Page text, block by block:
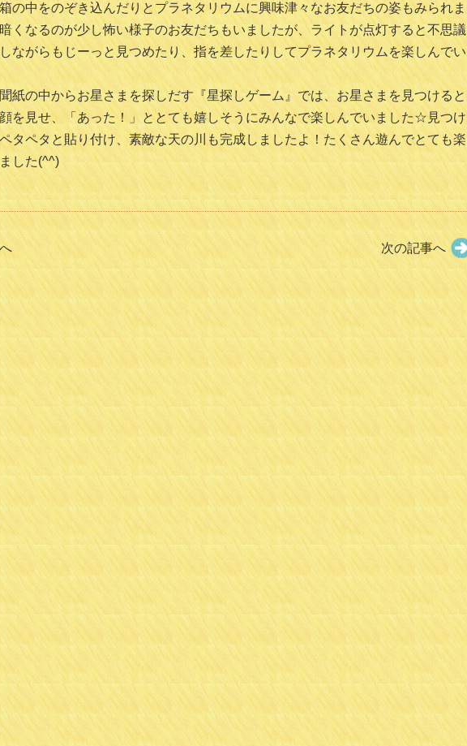
の中をのぞき込んだりとプラネタリウムに興味津々なお友だちの姿もみられま
くなるのが少し怖い様子のお友だちもいましたが、ライトが点灯すると不思議
ながらもじーっと見つめたり、指を差したりしてプラネタリウムを楽しんでい
紙の中からお星さまを探しだす『星探しゲーム』では、お星さまを見つけると
を見せ、「あった！」ととても嬉しそうにみんなで楽しんでいました☆見つけ
タペタと貼り付け、素敵な天の川も完成しましたよ！たくさん遊んでとても楽
した(^^)
次の記事へ